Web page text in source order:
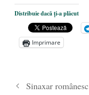
DANA
VEȘNICĂ
ÎNĂLȚATU-
Sic credo –
Distribuie dacă ți-a plăcut
Imprimare
Sinaxar